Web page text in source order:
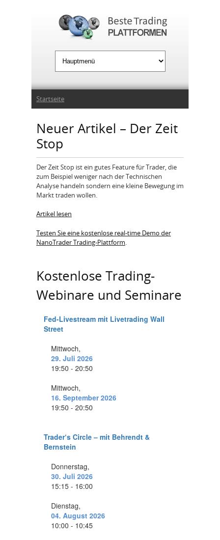
Sie sind hier
Startseite
Neuer Artikel – Der Zeit
Stop
Der Zeit Stop ist ein gutes Feature für Trader, die
zum Beispiel weniger nach der Technischen
Analyse handeln sondern eine kleine Bewegung im
Markt traden wollen.
Artikel lesen
Testen Sie eine kostenlose real-time Demo der
NanoTrader Trading-Plattform.
Kostenlose Trading-
Webinare und Seminare